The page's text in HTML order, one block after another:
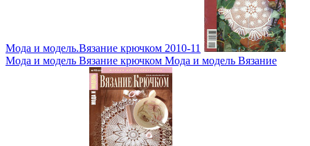
Мода и модель.Вязание крючком 2010-11
Мода и модель Вязание крючком Мода и модель Вязание